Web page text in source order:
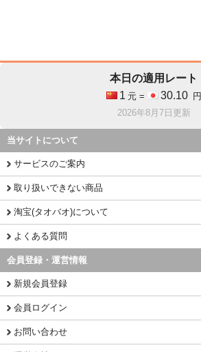
本日の適用レート
1 元 = 30.10
円
2026年8月7日更新
当サイトについて
サービスのご案内
取り扱いできない商品
淘宝(タオバオ)について
よくある質問
会員登録・運営情報
新規会員登録
会員ログイン
お問い合わせ